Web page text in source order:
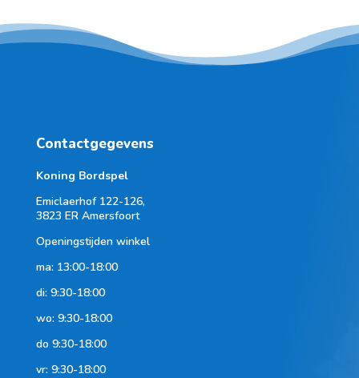
Contactgegevens
Koning Bordspel
Emiclaerhof 122-126,
3823 ER Amersfoort
Openingstijden winkel
ma: 13:00-18:00
di: 9:30-18:00
wo: 9:30-18:00
do 9:30-18:00
vr: 9:30-18:00